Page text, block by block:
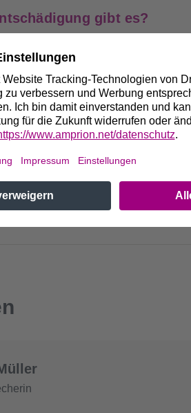
gibt es?
eines Grundstücks bei
berücksichtigt?
ob die Stromleitung als
Natur und Umwelt beim